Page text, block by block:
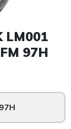
LM001
97H